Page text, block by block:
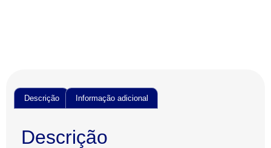
Descrição Informação adicional
Descrição